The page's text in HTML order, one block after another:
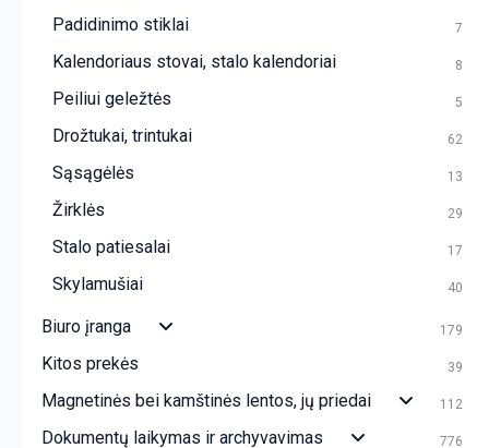
Padidinimo stiklai 7
Kalendoriaus stovai, stalo kalendoriai 8
Peiliui geležtės 5
Drožtukai, trintukai 62
Sąsągėlės 13
Žirklės 29
Stalo patiesalai 17
Skylamušiai 40
Biuro įranga 179
Kitos prekės 39
Magnetinės bei kamštinės lentos, jų priedai 112
Dokumentų laikymas ir archyvavimas 776